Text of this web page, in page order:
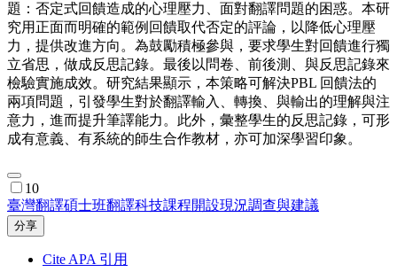
題：否定式回饋造成的心理壓力、面對翻譯問題的困惑。本研
究用正面而明確的範例回饋取代否定的評論，以降低心理壓
力，提供改進方向。為鼓勵積極參與，要求學生對回饋進行獨
立省思，做成反思記錄。最後以問卷、前後測、與反思記錄來
檢驗實施成效。研究結果顯示，本策略可解決PBL 回饋法的
兩項問題，引發學生對於翻譯輸入、轉換、與輸出的理解與注
意力，進而提升筆譯能力。此外，彙整學生的反思記錄，可形
成有意義、有系統的師生合作教材，亦可加深學習印象。
10
臺灣翻譯碩士班翻譯科技課程開設現況調查與建議
分享
Cite APA 引用